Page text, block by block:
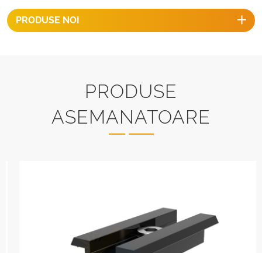
PRODUSE NOI
PRODUSE
ASEMANATOARE